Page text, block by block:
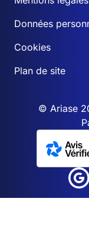
Données
Cookies
Plan de site
© Ariase